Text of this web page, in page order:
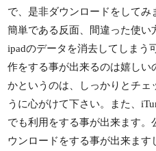
で、是非ダウンロードをして
簡単である反面、間違った使い
ipadのデータを消去してしまう
作をする事が出来るのは嬉し
かというのは、しっかりとチェ
うに心がけて下さい。また、
でも利用をする事が出来ます
ウンロードをする事が出来ます